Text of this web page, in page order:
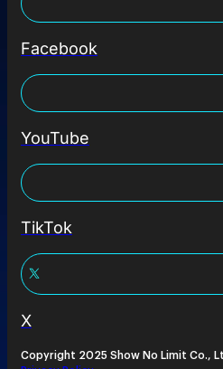
Facebook
YouTube
TikTok
X
Copyright 2025 Show No Limit Co.,